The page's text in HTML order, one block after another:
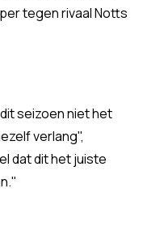
tegen rivaal Notts
seizoen niet het
verlang",
dat dit het juiste